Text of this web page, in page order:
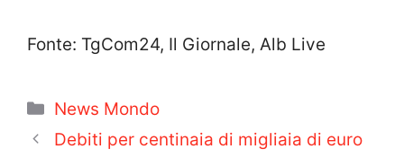
Fonte: TgCom24, Il Giornale, Alb Live
Categorie
News Mondo
Debiti per centinaia di migliaia di euro